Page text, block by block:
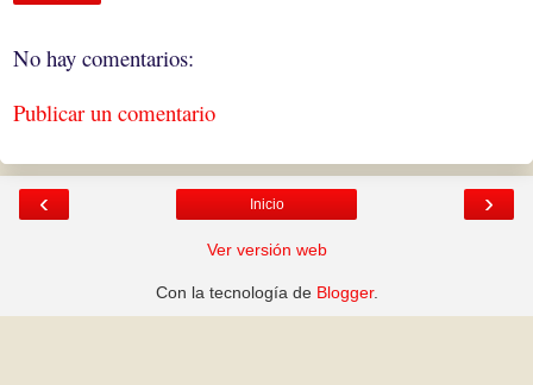
No hay comentarios:
Publicar un comentario
‹ ›
Inicio
Ver versión web
Con la tecnología de Blogger.